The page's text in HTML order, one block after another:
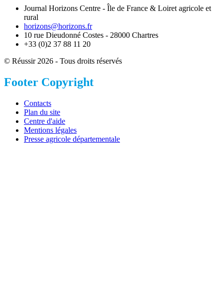
Journal Horizons Centre - Île de France & Loiret agricole et
rural
horizons@horizons.fr
10 rue Dieudonné Costes - 28000 Chartres
+33 (0)2 37 88 11 20
© Réussir 2026 - Tous droits réservés
Footer Copyright
Contacts
Plan du site
Centre d'aide
Mentions légales
Presse agricole départementale